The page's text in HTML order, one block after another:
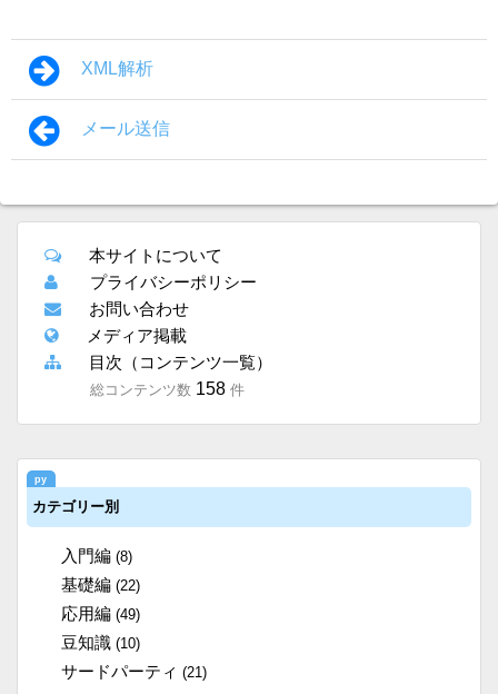
XML解析
メール送信
本サイトについて
プライバシーポリシー
お問い合わせ
メディア掲載
目次（コンテンツ一覧）
総コンテンツ数 158 件
カテゴリー別
入門編 (8)
基礎編 (22)
応用編 (49)
豆知識 (10)
サードパーティ (21)